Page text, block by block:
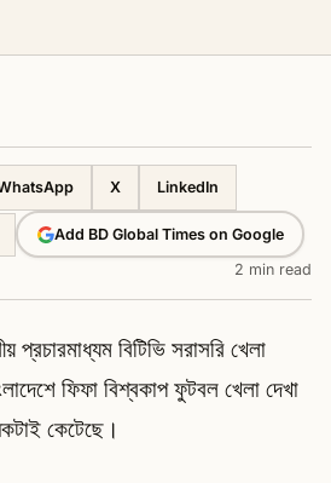
X LinkedIn
Add BD Global Times on Google
2 min read
প্রচারমাধ্যম বিটিভি সরাসরি খেলা
ফিফা বিশ্বকাপ ফুটবল খেলা দেখা
কেটেছে।